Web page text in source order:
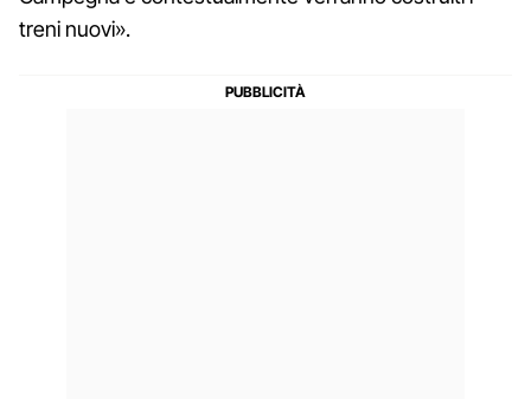
treni nuovi».